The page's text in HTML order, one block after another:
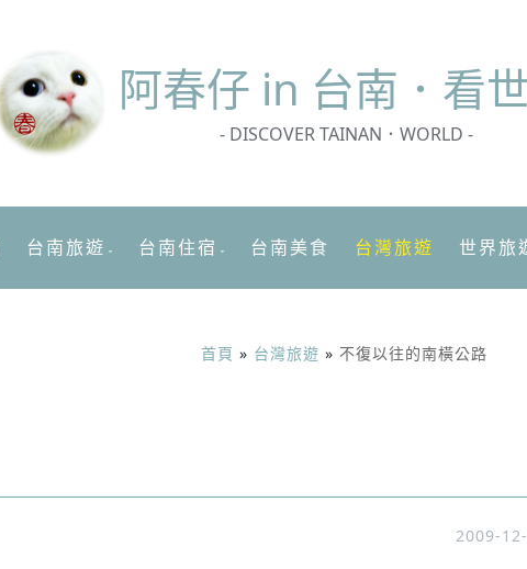
阿春仔 in 台南．看
- DISCOVER TAINAN．WORLD -
台南旅遊 台南住宿 台南美食 台灣旅遊 世界旅
首頁 » 台灣旅遊 » 不復以往的南橫公路
2009-